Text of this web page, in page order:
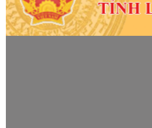
Số:1682/QĐ-UBND
Tên:(Quyết định Về việc uỷ quyền